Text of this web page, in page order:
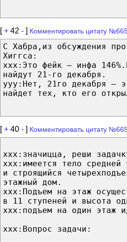
[+ 42 - ] Комментировать цитату
С Хабра,из обсуждения
Хиггса:
ххх:Это фейк — инфа
найдут 21-го декабря.
ууу:Нет, 21го декабря —
найдет тех, кто его
[+ 40 - ] Комментировать цитату
xxx:значицца, реши
ххх:имеется тело средней
и строящийся
этажный дом.
ххх:Подъем на этаж
в 11 ступеней и высота
ххх:подъем на один этаж
ххх:Вопрос задачи: